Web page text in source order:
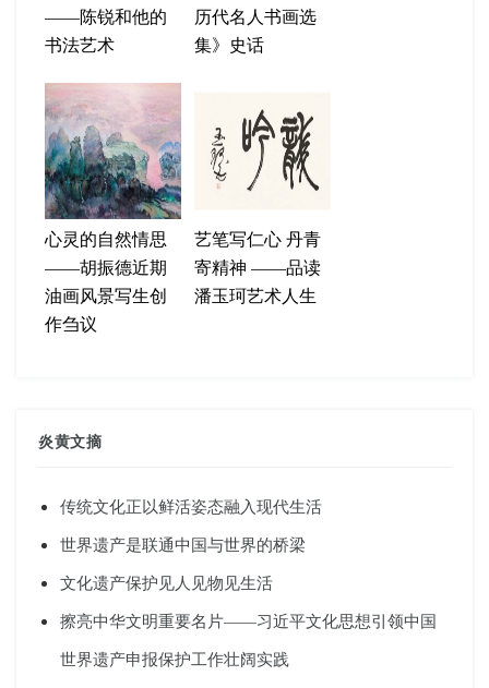
——陈锐和他的
书法艺术
历代名人书画选
集》史话
心灵的自然情思
——胡振德近期
油画风景写生创
作刍议
艺笔写仁心 丹青
寄精神 ——品读
潘玉珂艺术人生
炎黄文摘
传统文化正以鲜活姿态融入现代生活
世界遗产是联通中国与世界的桥梁
文化遗产保护见人见物见生活
擦亮中华文明重要名片——习近平文化思想引领中国
世界遗产申报保护工作壮阔实践